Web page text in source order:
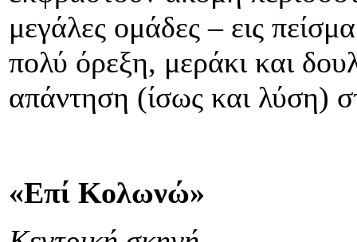
μεγάλες ομάδες – εις
πολύ όρεξη, μεράκι και
απάντηση (ίσως και λύση)
«Επί Κολωνώ»